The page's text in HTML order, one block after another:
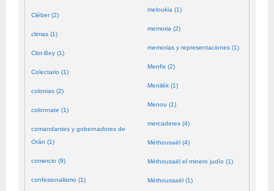
Cléber (2)
climas (1)
Clot-Bey (1)
Colectario (1)
colonias (2)
colonnate (1)
comandantes y gobernadores de
Orán (1)
comercio (9)
confesionalismo (1)
meloukia (1)
memoria (2)
memorias y representaciones (1)
Menfis (2)
Menilék (1)
Menou (1)
mercaderes (4)
Méthousaël (4)
Méthousaël el minero judío (1)
Méthoussaël (1)